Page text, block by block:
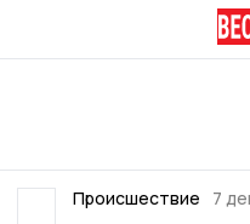
Происшествие 7